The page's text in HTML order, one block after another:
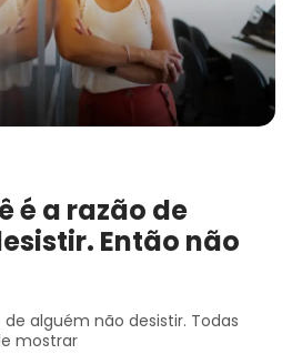
é a razão de
Então não
alguém não desistir. Todas
mostrar